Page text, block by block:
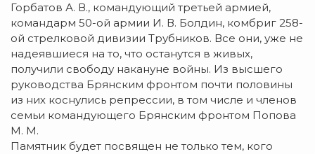
Горбатов А. В., командующий третьей армией,
командарм 50-ой армии И. В. Болдин, комбриг 258-
ой стрелковой дивизии Трубников. Все они, уже не
надеявшиеся на то, что останутся в живых,
получили свободу накануне войны. Из высшего
руководства Брянским фронтом почти половины
из них коснулись репрессии, в том числе и членов
семьи командующего Брянским фронтом Попова
М. М.
Памятник будет посвящен не только тем, кого